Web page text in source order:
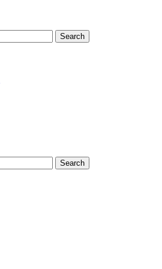
Search
Search